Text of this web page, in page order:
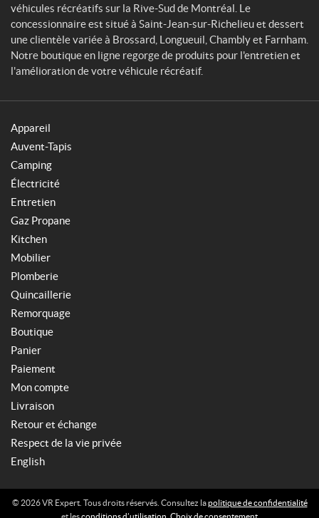
véhicules récréatifs sur la Rive-Sud de Montréal. Le
concessionnaire est situé à Saint-Jean-sur-Richelieu et dessert
une clientèle variée à Brossard, Longueuil, Chambly et Farnham.
Notre boutique en ligne regorge de produits pour l'entretien et
l'amélioration de votre véhicule récréatif.
Appareil
Auvent-Tapis
Camping
Électricité
Entretien
Gaz Propane
Kitchen
Mobilier
Plomberie
Quincaillerie
Remorquage
Boutique
Panier
Paiement
Mon compte
Livraison
Retour et échange
Respect de la vie privée
English
© 2026 VR Expert. Tous droits réservés. Consultez lapolitique de confidentialité